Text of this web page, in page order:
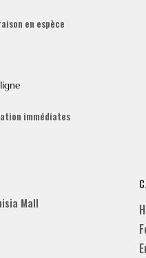
en espèce
immédiates
Mall